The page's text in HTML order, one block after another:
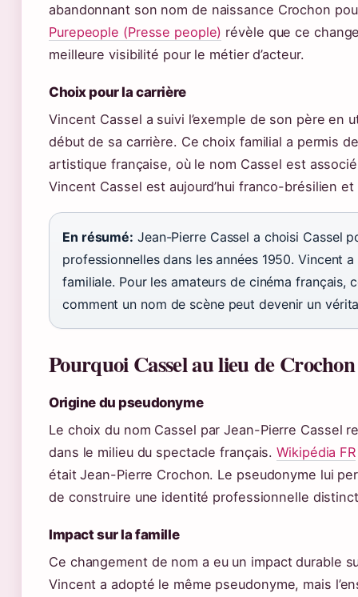
abandonnant son nom de naissance Crochon
Purepeople (Presse people) révèle que ce
meilleure visibilité pour le métier d’acteur.
Choix pour la carrière
Vincent Cassel a suivi l’exemple de son père en
début de sa carrière. Ce choix familial a permis
artistique française, où le nom Cassel est
Vincent Cassel est aujourd’hui franco-brésilien
En résumé: Jean-Pierre Cassel a choisi Cassel
professionnelles dans les années 1950. Vincent
familiale. Pour les amateurs de cinéma français,
comment un nom de scène peut devenir un
Pourquoi Cassel au lieu de
Origine du pseudonyme
Le choix du nom Cassel par Jean-Pierre Cassel
dans le milieu du spectacle français.Wikipédia FR
était Jean-Pierre Crochon. Le pseudonyme lui
de construire une identité professionnelle
Impact sur la famille
Ce changement de nom a eu un impact durable
Vincent a adopté le même pseudonyme, mais